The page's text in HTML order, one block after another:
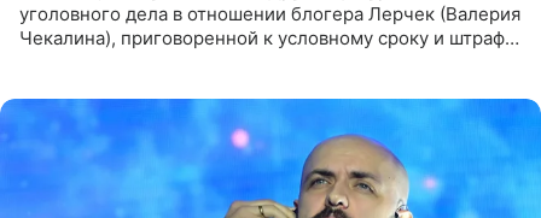
уголовного дела в отношении блогера Лерчек (Валерия
Чекалина), приговоренной к условному сроку и штрафу,